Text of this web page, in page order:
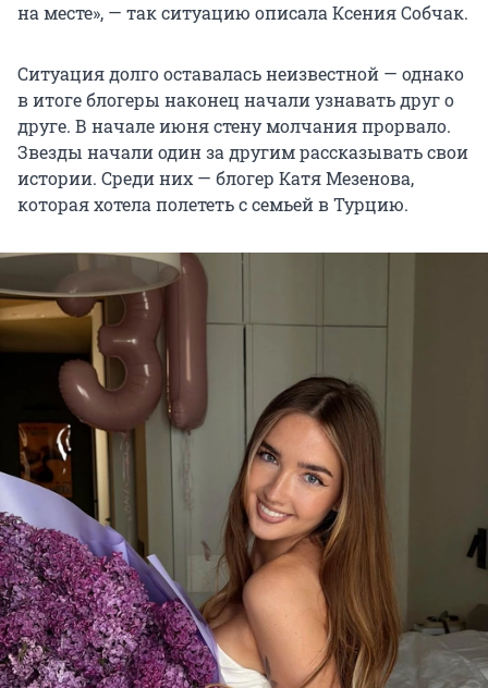
на месте», — так ситуацию описала Ксения Собчак.
Ситуация долго оставалась неизвестной — однако
в итоге блогеры наконец начали узнавать друг о
друге. В начале июня стену молчания прорвало.
Звезды начали один за другим рассказывать свои
истории. Среди них — блогер Катя Мезенова,
которая хотела полететь с семьей в Турцию.